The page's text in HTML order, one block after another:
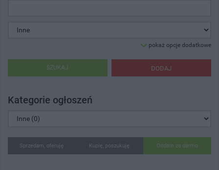
pokaż opcje dodatkowe
DODAJ
SZUKAJ
Kategorie ogłoszeń
Sprzedam, oferuję Kupię, poszukuję Oddam za darmo